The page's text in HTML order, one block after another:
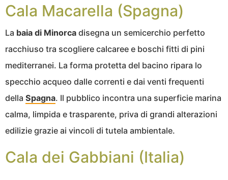
Cala Macarella (Spagna)
La baia di Minorca disegna un semicerchio perfetto
racchiuso tra scogliere calcaree e boschi fitti di pini
mediterranei. La forma protetta del bacino ripara lo
specchio acqueo dalle correnti e dai venti frequenti
della Spagna. Il pubblico incontra una superficie marina
calma, limpida e trasparente, priva di grandi alterazioni
edilizie grazie ai vincoli di tutela ambientale.
Cala dei Gabbiani (Italia)